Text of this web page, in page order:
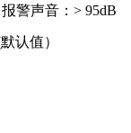
警声音：> 95dB
认值）